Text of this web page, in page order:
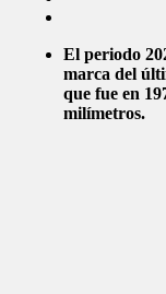
El periodo
marca del
que fue en
milímetros.